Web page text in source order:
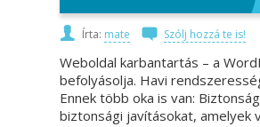
Írta: mate Szólj hozzá te is!
Weboldal karbantartás – a
befolyásolja. Havi
Ennek több oka is van:
biztonsági javításokat, amelyek